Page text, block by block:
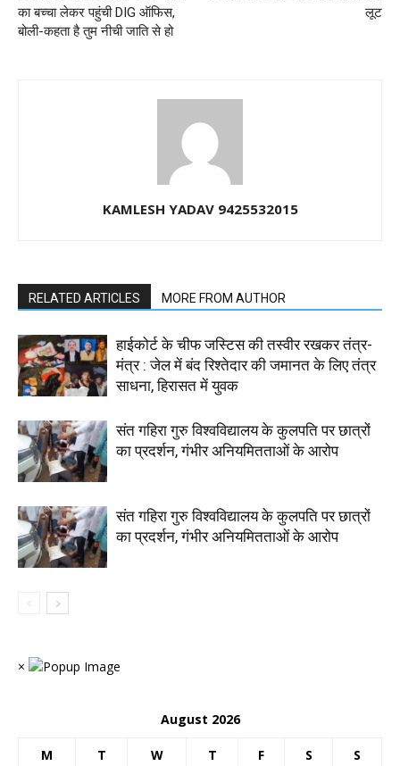
का बच्चा लेकर पहुंची DIG ऑफिस,
बोली-कहता है तुम नीची जाति से हो
लूट
KAMLESH YADAV 9425532015
RELATED ARTICLES MORE FROM AUTHOR
हाईकोर्ट के चीफ जस्टिस की तस्वीर रखकर तंत्र-
मंत्र : जेल में बंद रिश्तेदार की जमानत के लिए तंत्र
साधना, हिरासत में युवक
संत गहिरा गुरु विश्वविद्यालय के कुलपति पर छात्रों
का प्रदर्शन, गंभीर अनियमितताओं के आरोप
संत गहिरा गुरु विश्वविद्यालय के कुलपति पर छात्रों
का प्रदर्शन, गंभीर अनियमितताओं के आरोप
×
August 2026
M T W T F S S